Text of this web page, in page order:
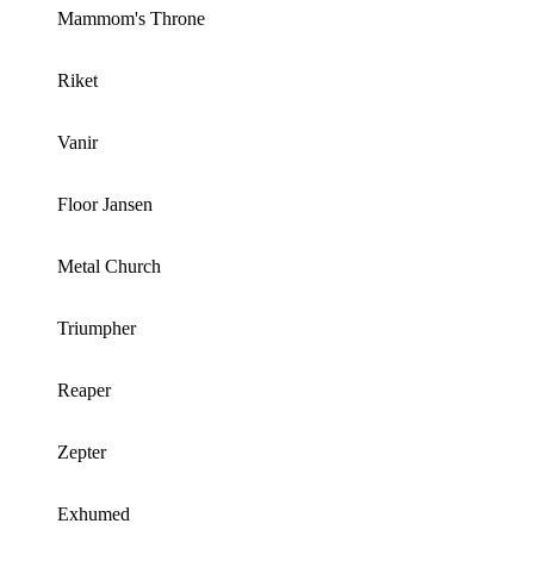
Mammom's Throne
Riket
Vanir
Floor Jansen
Metal Church
Triumpher
Reaper
Zepter
Exhumed